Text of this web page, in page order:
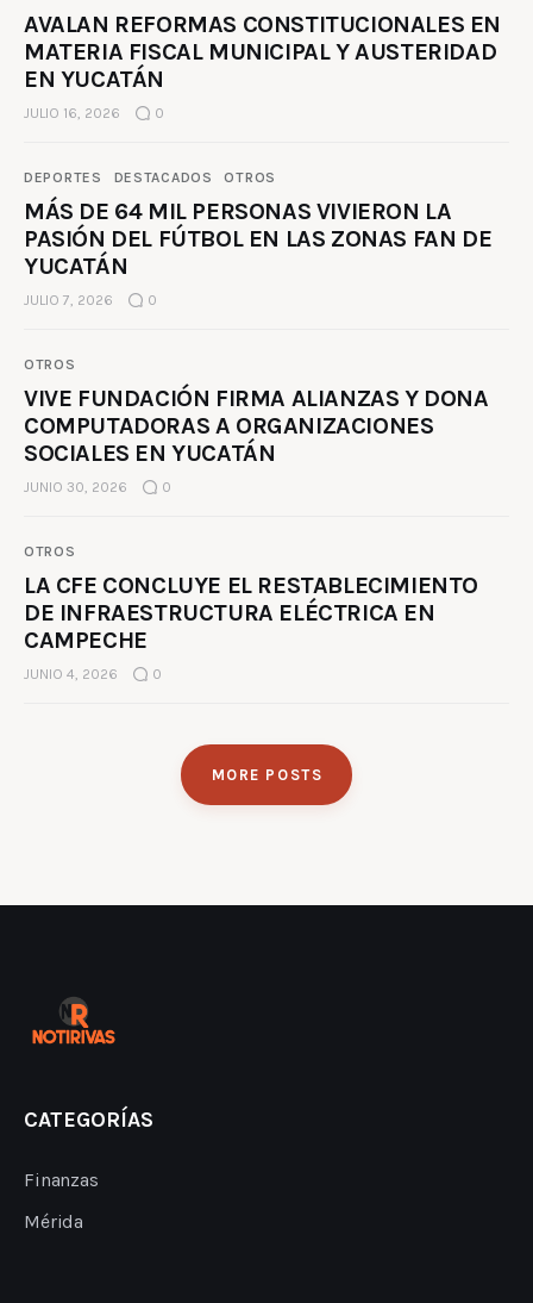
AVALAN REFORMAS CONSTITUCIONALES EN
MATERIA FISCAL MUNICIPAL Y AUSTERIDAD
EN YUCATÁN
JULIO 16, 2026 0
DEPORTES DESTACADOS OTROS
MÁS DE 64 MIL PERSONAS VIVIERON LA
PASIÓN DEL FÚTBOL EN LAS ZONAS FAN DE
YUCATÁN
JULIO 7, 2026 0
OTROS
VIVE FUNDACIÓN FIRMA ALIANZAS Y DONA
COMPUTADORAS A ORGANIZACIONES
SOCIALES EN YUCATÁN
JUNIO 30, 2026 0
OTROS
LA CFE CONCLUYE EL RESTABLECIMIENTO
DE INFRAESTRUCTURA ELÉCTRICA EN
CAMPECHE
JUNIO 4, 2026 0
MORE POSTS
CATEGORÍAS
Finanzas
Mérida